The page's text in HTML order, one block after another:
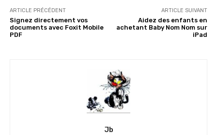
ARTICLE PRÉCÉDENT
Signez directement vos
documents avec Foxit Mobile
PDF
ARTICLE SUIVANT
Aidez des enfants en
achetant Baby Nom Nom sur
iPad
Jb